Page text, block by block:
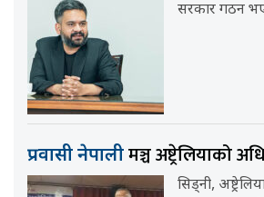
सरकार गठन
प्रवासी नेपालीमञ्च अष्ट्रेलियाको
सिड्नी,